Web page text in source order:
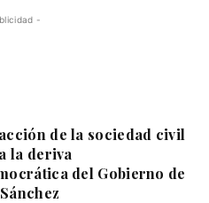
-
de la sociedad civil
la deriva
del Gobierno de